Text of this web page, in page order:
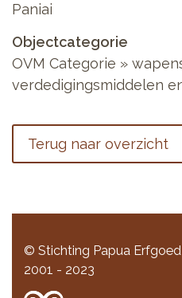
Paniai
Objectcategorie
OVM Categorie »
verdedigingsmiddelen
Terug naar overzicht
© Stichting Papua Erfgoed
2001 - 2023